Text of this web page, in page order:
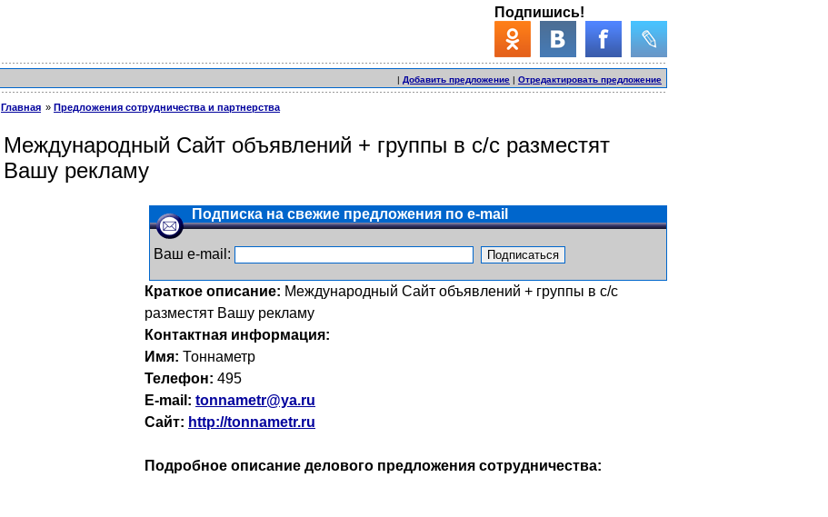
Подпишись!
| Добавить предложение | Отредактировать предложение
Главная Предложения сотрудничества и партнерства
Международный Сайт объявлений + группы в с/с разместят
Вашу рекламу
Подписка на свежие предложения по e-mail
Ваш e-mail:
Краткое описание: Международный Сайт объявлений + группы в с/с
разместят Вашу рекламу
Контактная информация:
Имя: Тоннаметр
Телефон: 495
E-mail: tonnametr@ya.ru
Сайт: http://tonnametr.ru
Подробное описание делового предложения сотрудничества: